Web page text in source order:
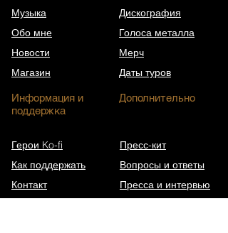
Музыка
Обо мне
Новости
Магазин
Дискография
Голоса металла
Мерч
Даты туров
Информация и
поддержка
Дополнительно
Герои Ko-fi
Как поддержать
Контакт
Пресс-кит
Вопросы и ответы
Пресса и интервью